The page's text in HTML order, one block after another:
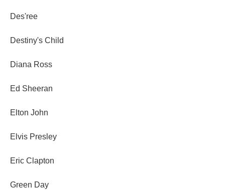
Des'ree
Destiny's Child
Diana Ross
Ed Sheeran
Elton John
Elvis Presley
Eric Clapton
Green Day